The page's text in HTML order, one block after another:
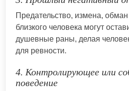
Предательство, измена,
близкого человека могут
душевные раны, делая
для ревности.
4. Контролирующее или
поведение